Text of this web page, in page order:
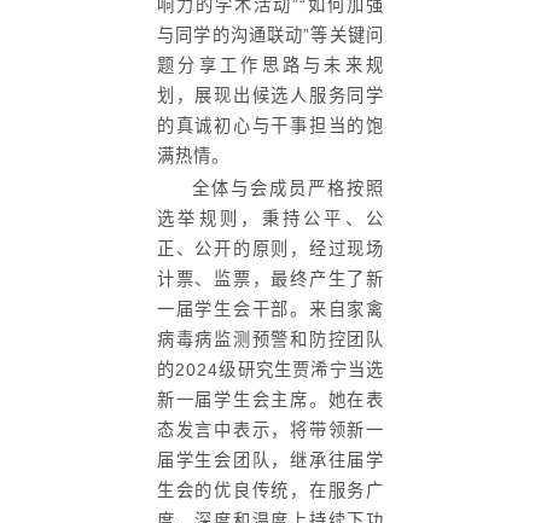
响力的学术活动”“如何加强
与同学的沟通联动”等关键问
题分享工作思路与未来规
划，展现出候选人服务同学
的真诚初心与干事担当的饱
满热情。
全体与会成员严格按照
选举规则，秉持公平、公
正、公开的原则，经过现场
计票、监票，最终产生了新
一届学生会干部。来自家禽
病毒病监测预警和防控团队
的2024级研究生贾浠宁当选
新一届学生会主席。她在表
态发言中表示，将带领新一
届学生会团队，继承往届学
生会的优良传统，在服务广